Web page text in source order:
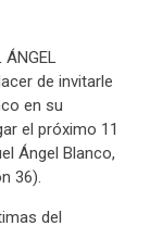
ÁNGEL
de invitarle
en su
el próximo 11
Ángel Blanco,
36).
del